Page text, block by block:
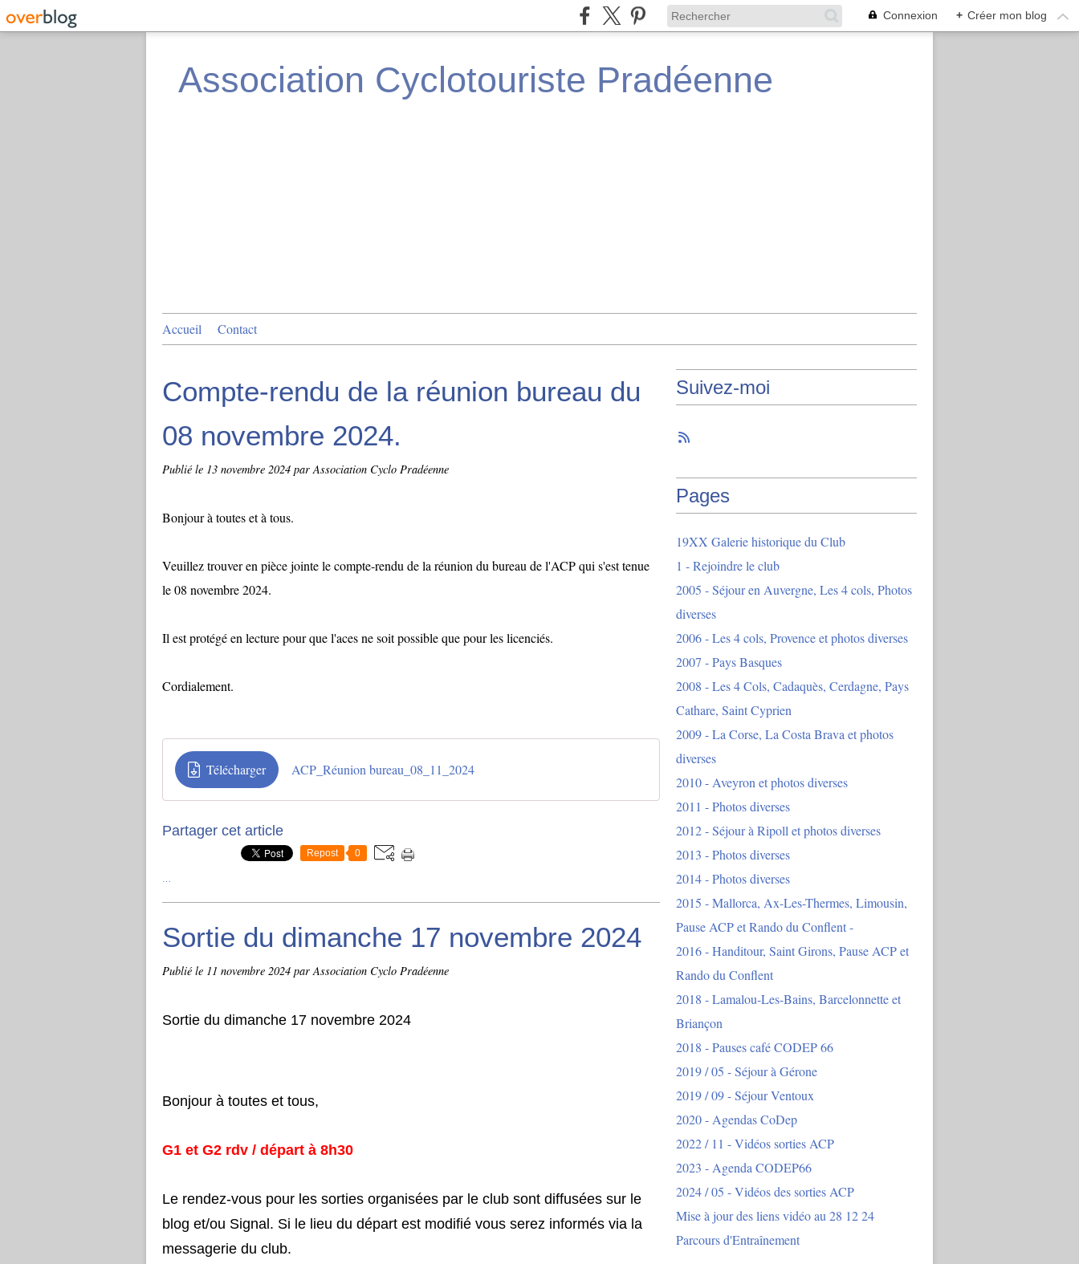
Connexion + Créer mon blog
Association Cyclotouriste Pradéenne
Accueil Contact
Compte-rendu de la réunion bureau du
08 novembre 2024.
Publié le 13 novembre 2024 par Association Cyclo Pradéenne
Bonjour à toutes et à tous.
Veuillez trouver en pièce jointe le compte-rendu de la réunion du bureau de l'ACP qui s'est tenue
le 08 novembre 2024.
Il est protégé en lecture pour que l'aces ne soit possible que pour les licenciés.
Cordialement.
Télécharger ACP_Réunion bureau_08_11_2024
Partager cet article
Repost 0
…
Sortie du dimanche 17 novembre 2024
Publié le 11 novembre 2024 par Association Cyclo Pradéenne
Sortie du dimanche 17 novembre 2024
Bonjour à toutes et tous,
G1 et G2 rdv / départ à 8h30
Le rendez-vous pour les sorties organisées par le club sont diffusées sur le
blog et/ou Signal. Si le lieu du départ est modifié vous serez informés via la
messagerie du club.
Suivez-moi
Pages
19XX Galerie historique du Club
1 - Rejoindre le club
2005 - Séjour en Auvergne, Les 4 cols, Photos
diverses
2006 - Les 4 cols, Provence et photos diverses
2007 - Pays Basques
2008 - Les 4 Cols, Cadaquès, Cerdagne, Pays
Cathare, Saint Cyprien
2009 - La Corse, La Costa Brava et photos
diverses
2010 - Aveyron et photos diverses
2011 - Photos diverses
2012 - Séjour à Ripoll et photos diverses
2013 - Photos diverses
2014 - Photos diverses
2015 - Mallorca, Ax-Les-Thermes, Limousin,
Pause ACP et Rando du Conflent -
2016 - Handitour, Saint Girons, Pause ACP et
Rando du Conflent
2018 - Lamalou-Les-Bains, Barcelonnette et
Briançon
2018 - Pauses café CODEP 66
2019 / 05 - Séjour à Gérone
2019 / 09 - Séjour Ventoux
2020 - Agendas CoDep
2022 / 11 - Vidéos sorties ACP
2023 - Agenda CODEP66
2024 / 05 - Vidéos des sorties ACP
Mise à jour des liens vidéo au 28 12 24
Parcours d'Entraînement